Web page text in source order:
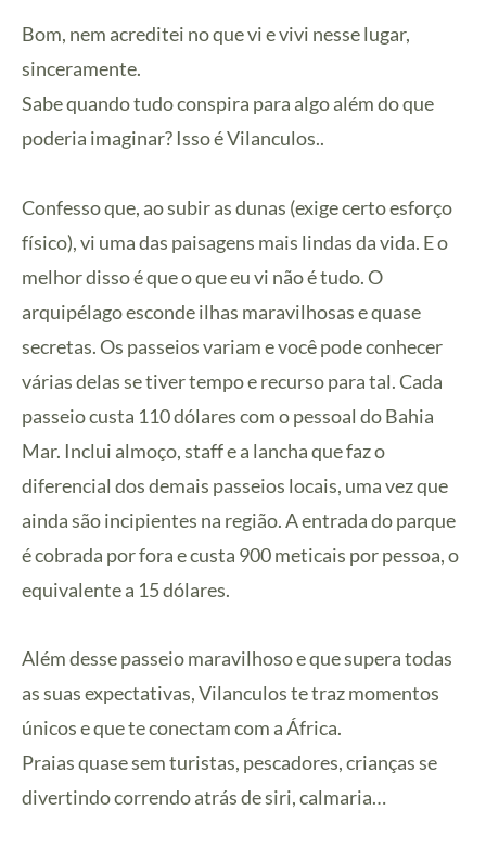
Bom, nem acreditei no que vi e vivi nesse lugar,
sinceramente.
Sabe quando tudo conspira para algo além do que
poderia imaginar? Isso é Vilanculos..
Confesso que, ao subir as dunas (exige certo esforço
físico), vi uma das paisagens mais lindas da vida. E o
melhor disso é que o que eu vi não é tudo. O
arquipélago esconde ilhas maravilhosas e quase
secretas. Os passeios variam e você pode conhecer
várias delas se tiver tempo e recurso para tal. Cada
passeio custa 110 dólares com o pessoal do Bahia
Mar. Inclui almoço, staff e a lancha que faz o
diferencial dos demais passeios locais, uma vez que
ainda são incipientes na região. A entrada do parque
é cobrada por fora e custa 900 meticais por pessoa, o
equivalente a 15 dólares.
Além desse passeio maravilhoso e que supera todas
as suas expectativas, Vilanculos te traz momentos
únicos e que te conectam com a África.
Praias quase sem turistas, pescadores, crianças se
divertindo correndo atrás de siri, calmaria…